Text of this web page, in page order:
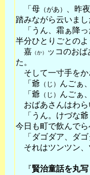
「母 （があ） 、昨夜
踏みながら云いまし
「うん、霜ぁ降っ
半分ひとりごとのよ
嘉 （か）
ッコのお
た。
そして一寸手をか
「爺 （じ） んごぁ
「爺 （じ） んごぁ
おばあさんはわら
「うん。けづな爺
今日も町で飲んで
「ダゴダア、ダゴ
それはツンツン、
『賢治童話を丸